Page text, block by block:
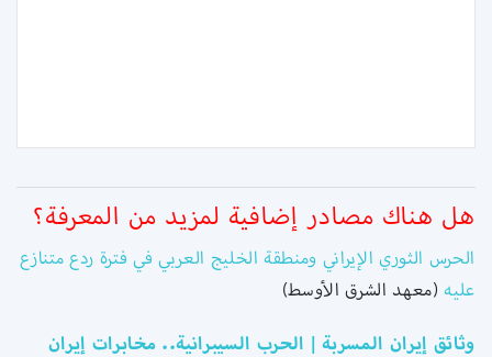
هل هناك مصادر إضافية لمزيد من المعرفة؟
الحرس الثوري الإيراني ومنطقة الخليج العربي في فترة ردع متنازع
عليه(معهد الشرق الأوسط)
وثائق إيران المسربة | الحرب السيبرانية.. مخابرات إيران